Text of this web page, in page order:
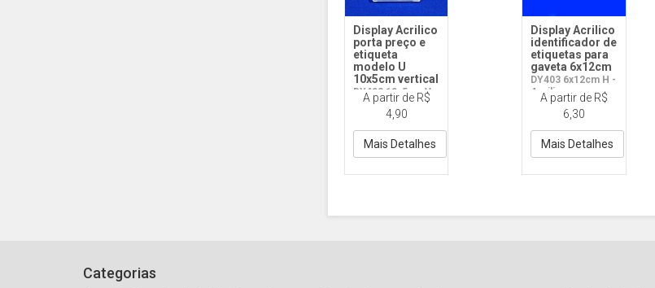
Display Acrilico
porta preço e
etiqueta
modelo U
10x5cm vertical
DY403 10x5cm V -
Acrilico
A partir de R$
4,90
Mais Detalhes
Display Acrilico
identificador de
etiquetas para
gaveta 6x12cm
DY403 6x12cm H -
Acrilico
A partir de R$
6,30
Mais Detalhes
Categorias